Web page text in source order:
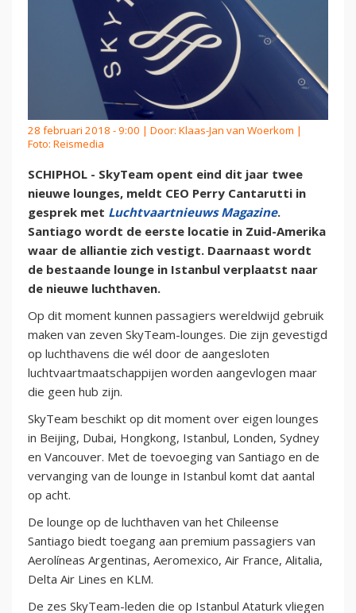
28 februari 2018 - 9:00 | Door: Klaas-Jan van Woerkom |
Foto: Reismedia
SCHIPHOL - SkyTeam opent eind dit jaar twee
nieuwe lounges, meldt CEO Perry Cantarutti in
gesprek met Luchtvaartnieuws Magazine.
Santiago wordt de eerste locatie in Zuid-Amerika
waar de alliantie zich vestigt. Daarnaast wordt
de bestaande lounge in Istanbul verplaatst naar
de nieuwe luchthaven.
Op dit moment kunnen passagiers wereldwijd gebruik
maken van zeven SkyTeam-lounges. Die zijn gevestigd
op luchthavens die wél door de aangesloten
luchtvaartmaatschappijen worden aangevlogen maar
die geen hub zijn.
SkyTeam beschikt op dit moment over eigen lounges
in Beijing, Dubai, Hongkong, Istanbul, Londen, Sydney
en Vancouver. Met de toevoeging van Santiago en de
vervanging van de lounge in Istanbul komt dat aantal
op acht.
De lounge op de luchthaven van het Chileense
Santiago biedt toegang aan premium passagiers van
Aerolíneas Argentinas, Aeromexico, Air France, Alitalia,
Delta Air Lines en KLM.
De zes SkyTeam-leden die op Istanbul Ataturk vliegen